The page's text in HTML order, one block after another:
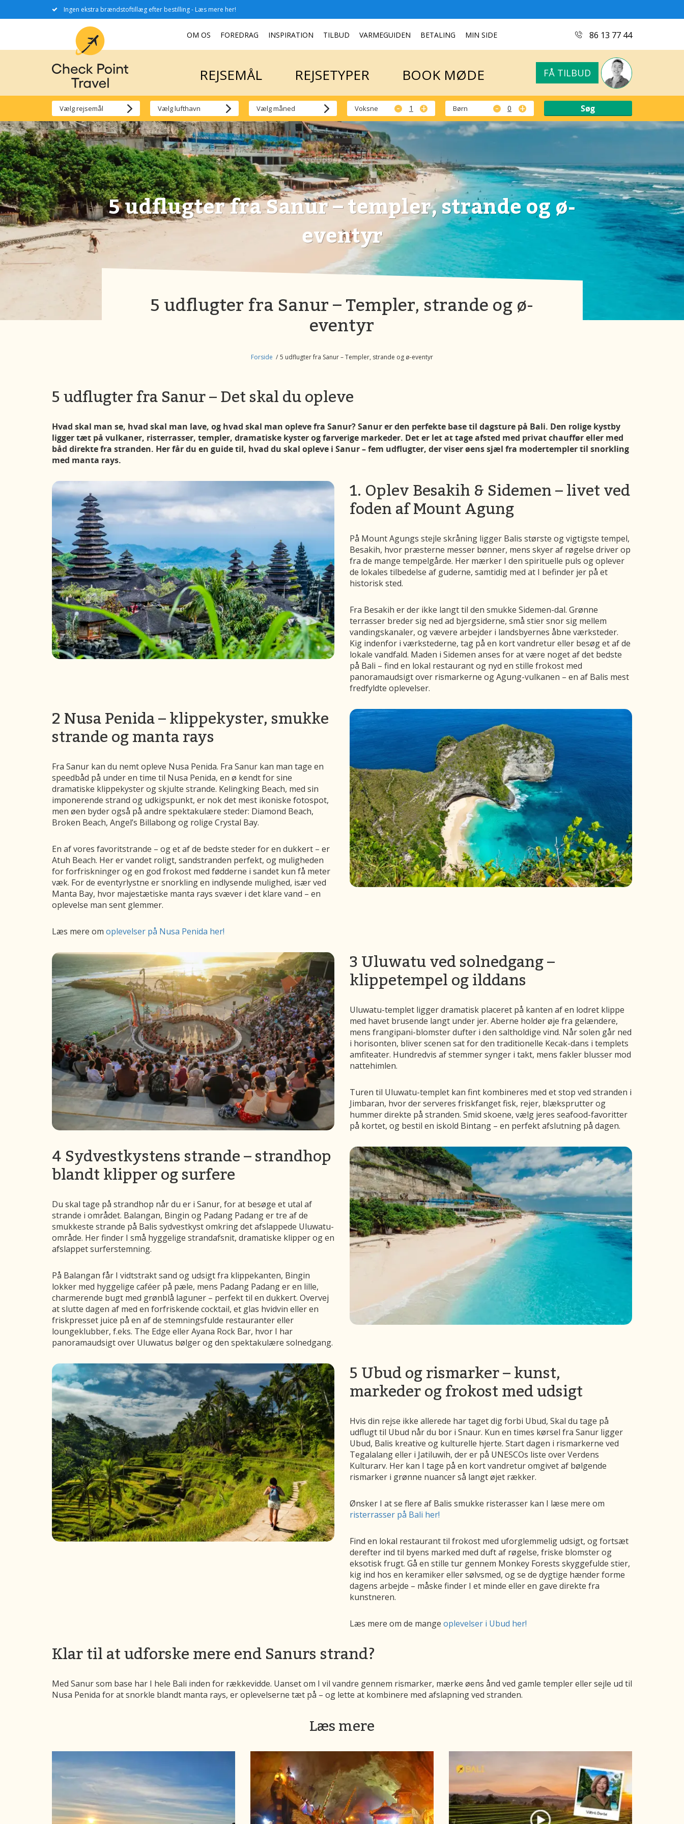
Ingen ekstra brændstoftillæg efter bestilling - Læs mere her!
86 13 77 44
OM OS FOREDRAG INSPIRATION TILBUD VARMEGUIDEN BETALING MIN SIDE
REJSEMÅL REJSETYPER BOOK MØDE FÅ TILBUD
REJSEMÅL REJSETYPER BOOK MØDE FÅ TILBUD
Voksne - + Børn - +
5 udflugter fra Sanur – templer, strande og ø-
eventyr
5 udflugter fra Sanur – Templer, strande og ø-
eventyr
Forside 5 udflugter fra Sanur – Templer, strande og ø-eventyr
5 udflugter fra Sanur – Det skal du opleve
Hvad skal man se, hvad skal man lave, og hvad skal man opleve fra Sanur? Sanur er den perfekte base til dagsture på Bali. Den rolige kystby
ligger tæt på vulkaner, risterrasser, templer, dramatiske kyster og farverige markeder. Det er let at tage afsted med privat chauffør eller med
båd direkte fra stranden. Her får du en guide til, hvad du skal opleve i Sanur – fem udflugter, der viser øens sjæl fra modertempler til snorkling
med manta rays.
1. Oplev Besakih & Sidemen – livet ved
foden af Mount Agung
På Mount Agungs stejle skråning ligger Balis største og vigtigste tempel,
Besakih, hvor præsterne messer bønner, mens skyer af røgelse driver op
fra de mange tempelgårde. Her mærker I den spirituelle puls og oplever
de lokales tilbedelse af guderne, samtidig med at I befinder jer på et
historisk sted.
Fra Besakih er der ikke langt til den smukke Sidemen-dal. Grønne
terrasser breder sig ned ad bjergsiderne, små stier snor sig mellem
vandingskanaler, og vævere arbejder i landsbyernes åbne værksteder.
Kig indenfor i værkstederne, tag på en kort vandretur eller besøg et af de
lokale vandfald. Maden i Sidemen anses for at være noget af det bedste
på Bali – find en lokal restaurant og nyd en stille frokost med
panoramaudsigt over rismarkerne og Agung-vulkanen – en af Balis mest
fredfyldte oplevelser.
2 Nusa Penida – klippekyster, smukke
strande og manta rays
Fra Sanur kan du nemt opleve Nusa Penida. Fra Sanur kan man tage en
speedbåd på under en time til Nusa Penida, en ø kendt for sine
dramatiske klippekyster og skjulte strande. Kelingking Beach, med sin
imponerende strand og udkigspunkt, er nok det mest ikoniske fotospot,
men øen byder også på andre spektakulære steder: Diamond Beach,
Broken Beach, Angel’s Billabong og rolige Crystal Bay.
En af vores favoritstrande – og et af de bedste steder for en dukkert – er
Atuh Beach. Her er vandet roligt, sandstranden perfekt, og muligheden
for forfriskninger og en god frokost med fødderne i sandet kun få meter
væk. For de eventyrlystne er snorkling en indlysende mulighed, især ved
Manta Bay, hvor majestætiske manta rays svæver i det klare vand – en
oplevelse man sent glemmer.
Læs mere om oplevelser på Nusa Penida her!
3 Uluwatu ved solnedgang –
klippetempel og ilddans
Uluwatu-templet ligger dramatisk placeret på kanten af en lodret klippe
med havet brusende langt under jer. Aberne holder øje fra gelændere,
mens frangipani-blomster dufter i den saltholdige vind. Når solen går ned
i horisonten, bliver scenen sat for den traditionelle Kecak-dans i templets
amfiteater. Hundredvis af stemmer synger i takt, mens fakler blusser mod
nattehimlen.
Turen til Uluwatu-templet kan fint kombineres med et stop ved stranden i
Jimbaran, hvor der serveres friskfanget fisk, rejer, blæksprutter og
hummer direkte på stranden. Smid skoene, vælg jeres seafood-favoritter
på kortet, og bestil en iskold Bintang – en perfekt afslutning på dagen.
4 Sydvestkystens strande – strandhop
blandt klipper og surfere
Du skal tage på strandhop når du er i Sanur, for at besøge et utal af
strande i området. Balangan, Bingin og Padang Padang er tre af de
smukkeste strande på Balis sydvestkyst omkring det afslappede Uluwatu-
område. Her finder I små hyggelige strandafsnit, dramatiske klipper og en
afslappet surferstemning.
På Balangan får I vidtstrakt sand og udsigt fra klippekanten, Bingin
lokker med hyggelige caféer på pæle, mens Padang Padang er en lille,
charmerende bugt med grønblå laguner – perfekt til en dukkert. Overvej
at slutte dagen af med en forfriskende cocktail, et glas hvidvin eller en
friskpresset juice på en af de stemningsfulde restauranter eller
loungeklubber, f.eks. The Edge eller Ayana Rock Bar, hvor I har
panoramaudsigt over Uluwatus bølger og den spektakulære solnedgang.
5 Ubud og rismarker – kunst,
markeder og frokost med udsigt
Hvis din rejse ikke allerede har taget dig forbi Ubud, Skal du tage på
udflugt til Ubud når du bor i Snaur. Kun en times kørsel fra Sanur ligger
Ubud, Balis kreative og kulturelle hjerte. Start dagen i rismarkerne ved
Tegalalang eller i Jatiluwih, der er på UNESCOs liste over Verdens
Kulturarv. Her kan I tage på en kort vandretur omgivet af bølgende
rismarker i grønne nuancer så langt øjet rækker.
Ønsker I at se flere af Balis smukke risterasser kan I læse mere om
risterrasser på Bali her!
Find en lokal restaurant til frokost med uforglemmelig udsigt, og fortsæt
derefter ind til byens marked med duft af røgelse, friske blomster og
eksotisk frugt. Gå en stille tur gennem Monkey Forests skyggefulde stier,
kig ind hos en keramiker eller sølvsmed, og se de dygtige hænder forme
dagens arbejde – måske finder I et minde eller en gave direkte fra
kunstneren.
Læs mere om de mange oplevelser i Ubud her!
Klar til at udforske mere end Sanurs strand?
Med Sanur som base har I hele Bali inden for rækkevidde. Uanset om I vil vandre gennem rismarker, mærke øens ånd ved gamle templer eller sejle ud til
Nusa Penida for at snorkle blandt manta rays, er oplevelserne tæt på – og lette at kombinere med afslapning ved stranden.
Læs mere